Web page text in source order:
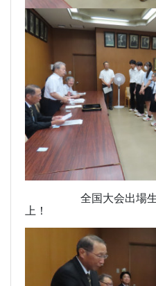
全国大会出場生
上！ 同窓会